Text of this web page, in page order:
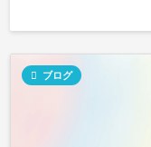
 ブログ